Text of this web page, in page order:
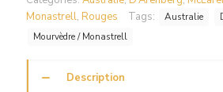
Monastrell, Rouges Tags: Australie
Mourvèdre / Monastrell
Description